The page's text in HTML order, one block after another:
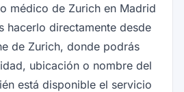
médico de Zurich en Madrid
hacerlo directamente desde
de Zurich, donde podrás
ubicación o nombre del
está disponible el servicio